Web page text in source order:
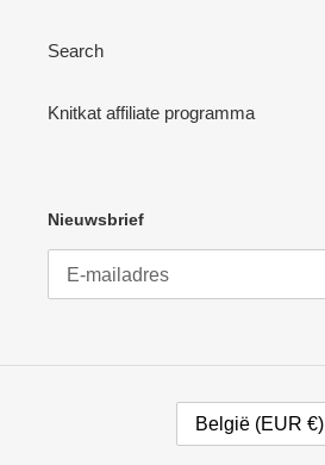
Search
Knitkat affiliate programma
Nieuwsbrief
België (EUR €)